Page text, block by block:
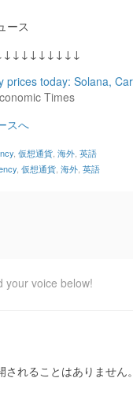
ース
prices today: Solana,
Times
スへ
仮想通貨 海外 英語
仮想通貨 海外 英語
your voice below!
れることはありません。